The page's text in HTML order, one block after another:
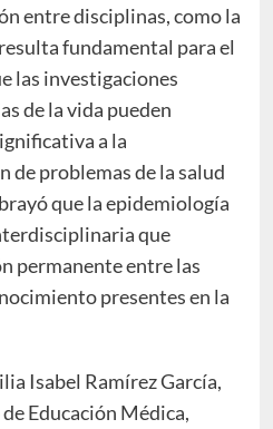
entre disciplinas, como la
fundamental para el
las investigaciones
de la vida pueden
a la
de problemas de la salud
que la epidemiología
que
permanente entre las
presentes en la
Isabel Ramírez García,
Educación Médica,